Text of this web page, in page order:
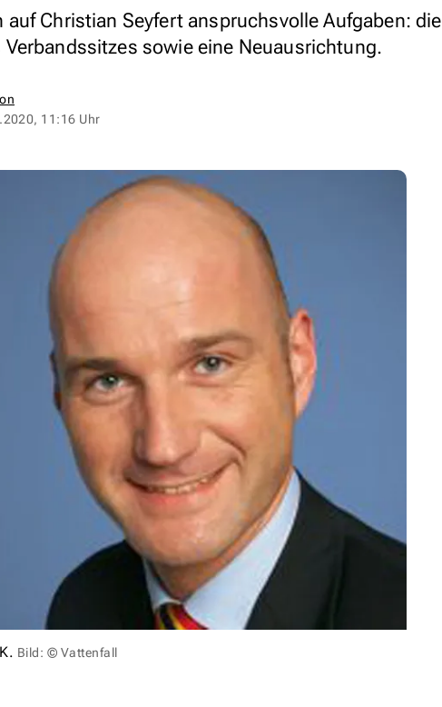
auf Christian Seyfert anspruchsvolle Aufgaben: die
Verbandssitzes sowie eine Neuausrichtung.
11:16 Uhr
Bild: © Vattenfall